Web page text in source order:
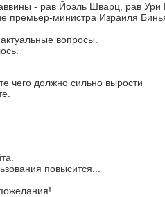
- рав Йоэль Шварц, рав Ури
премьер-министра Израиля
вопросы.
чего должно сильно вырости
повысится...